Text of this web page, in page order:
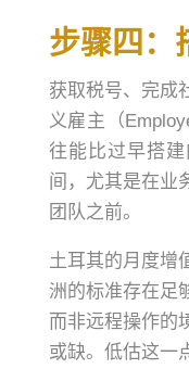
步骤四：
获取税号、完成
义雇主（
往能比过早搭
间，尤其是在业
团队之前。
土耳其的月度增
洲的标准存在足
而非远程操作的
或缺。低估这一